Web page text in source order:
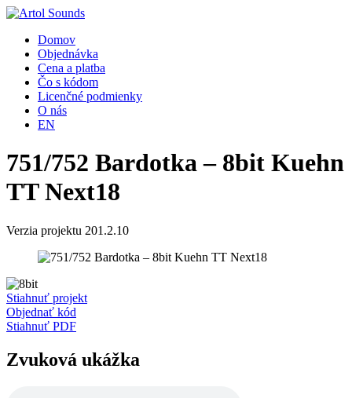
Domov
Objednávka
Cena a platba
Čo s kódom
Licenčné podmienky
O nás
EN
751/752 Bardotka – 8bit Kuehn
TT Next18
Verzia projektu 201.2.10
Stiahnuť projekt
Objednať kód
Stiahnuť PDF
Zvuková ukážka